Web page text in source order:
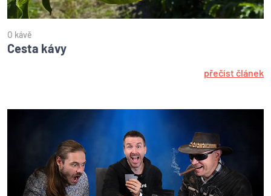
O kávě
Cesta kávy
přečíst článek